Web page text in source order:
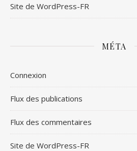
Site de WordPress-FR
MÉTA
Connexion
Flux des publications
Flux des commentaires
Site de WordPress-FR